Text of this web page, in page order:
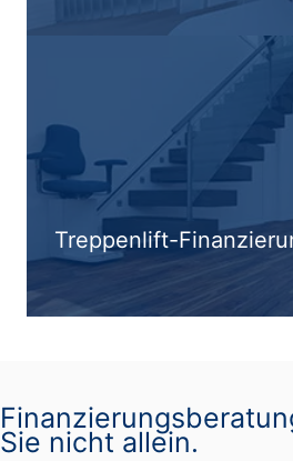
Treppenlift-
Sie nicht allein.